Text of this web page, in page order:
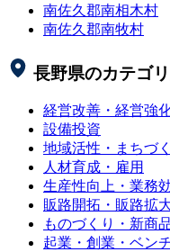
南佐久郡南相木村
南佐久郡南牧村
長野県のカテゴ
経営改善・経営強
設備投資
地域活性・まちづ
人材育成・雇用
生産性向上・業務
販路開拓・販路拡
ものづくり・新商
起業・創業・ベン